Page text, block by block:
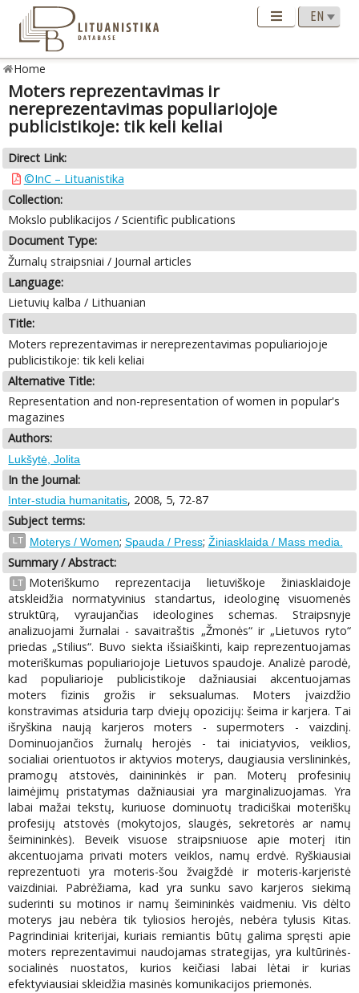
Home
Moters reprezentavimas ir
nereprezentavimas populiariojoje
publicistikoje: tik keli keliai
Direct Link:
©InC – Lituanistika
Collection:
Mokslo publikacijos / Scientific publications
Document Type:
Žurnalų straipsniai / Journal articles
Language:
Lietuvių kalba / Lithuanian
Title:
Moters reprezentavimas ir nereprezentavimas populiariojoje
publicistikoje: tik keli keliai
Alternative Title:
Representation and non-representation of women in popular's
magazines
Authors:
Lukšytė, Jolita
In the Journal:
Inter-studia humanitatis, 2008, 5, 72-87
Subject terms:
LT Moterys / Women; Spauda / Press; Žiniasklaida / Mass media.
Summary / Abstract:
LT
Moteriškumo reprezentacija lietuviškoje žiniasklaidoje
atskleidžia normatyvinius standartus, ideologinę visuomenės
struktūrą, vyraujančias ideologines schemas. Straipsnyje
analizuojami žurnalai - savaitraštis „Žmonės“ ir „Lietuvos ryto“
priedas „Stilius“. Buvo siekta išsiaiškinti, kaip reprezentuojamas
moteriškumas populiariojoje Lietuvos spaudoje. Analizė parodė,
kad populiarioje publicistikoje dažniausiai akcentuojamas
moters fizinis grožis ir seksualumas. Moters įvaizdžio
konstravimas atsiduria tarp dviejų opozicijų: šeima ir karjera. Tai
išryškina naują karjeros moters - supermoters - vaizdinį.
Dominuojančios žurnalų herojės - tai iniciatyvios, veiklios,
socialiai orientuotos ir aktyvios moterys, daugiausia verslininkės,
pramogų atstovės, dainininkės ir pan. Moterų profesinių
laimėjimų pristatymas dažniausiai yra marginalizuojamas. Yra
labai mažai tekstų, kuriuose dominuotų tradiciškai moteriškų
profesijų atstovės (mokytojos, slaugės, sekretorės ar namų
šeimininkės). Beveik visuose straipsniuose apie moterį itin
akcentuojama privati moters veiklos, namų erdvė. Ryškiausiai
reprezentuoti yra moteris-šou žvaigždė ir moteris-karjeristė
vaizdiniai. Pabrėžiama, kad yra sunku savo karjeros siekimą
suderinti su motinos ir namų šeimininkės vaidmeniu. Vis dėlto
moterys jau nebėra tik tyliosios herojės, nebėra tylusis Kitas.
Pagrindiniai kriterijai, kuriais remiantis būtų galima spręsti apie
moters reprezentavimui naudojamas strategijas, yra kultūrinės-
socialinės nuostatos, kurios keičiasi labai lėtai ir kurias
efektyviausiai skleidžia masinės komunikacijos priemonės.